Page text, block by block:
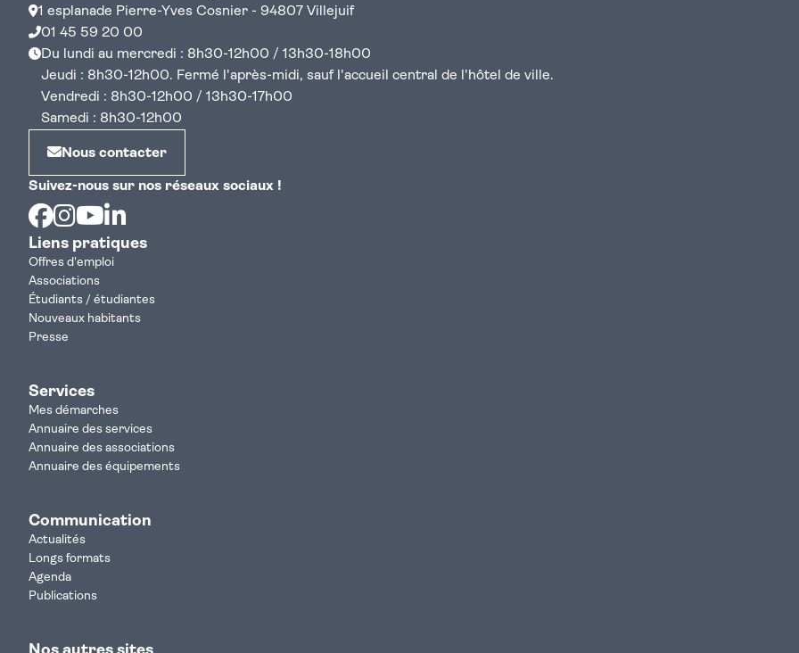
1 esplanade Pierre-Yves Cosnier - 94807 Villejuif
01 45 59 20 00
Du lundi au mercredi : 8h30-12h00 / 13h30-18h00
Jeudi : 8h30-12h00. Fermé l'après-midi, sauf l'accueil central de l'hôtel de ville.
Vendredi : 8h30-12h00 / 13h30-17h00
Samedi : 8h30-12h00
Nous contacter
Suivez-nous sur nos réseaux sociaux !
Facebook
Instagram
Youtube
Liens pratiques
Offres d'emploi
Associations
Étudiants / étudiantes
Nouveaux habitants
Presse
Services
Mes démarches
Annuaire des services
Annuaire des associations
Annuaire des équipements
Communication
Actualités
Longs formats
Agenda
Publications